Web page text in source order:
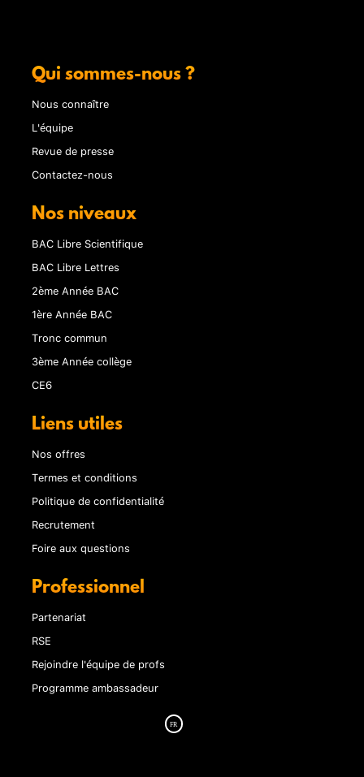
Qui sommes-nous ?
Nous connaître
L'équipe
Revue de presse
Contactez-nous
Nos niveaux
BAC Libre Scientifique
BAC Libre Lettres
2ème Année BAC
1ère Année BAC
Tronc commun
3ème Année collège
CE6
Liens utiles
Nos offres
Termes et conditions
Politique de confidentialité
Recrutement
Foire aux questions
Professionnel
Partenariat
RSE
Rejoindre l'équipe de profs
Programme ambassadeur